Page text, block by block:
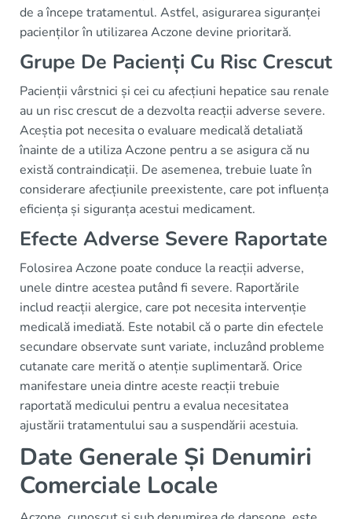
de a începe tratamentul. Astfel, asigurarea siguranței
pacienților în utilizarea Aczone devine prioritară.
Grupe De Pacienți Cu Risc Crescut
Pacienții vârstnici și cei cu afecțiuni hepatice sau renale
au un risc crescut de a dezvolta reacții adverse severe.
Aceștia pot necesita o evaluare medicală detaliată
înainte de a utiliza Aczone pentru a se asigura că nu
există contraindicații. De asemenea, trebuie luate în
considerare afecțiunile preexistente, care pot influența
eficiența și siguranța acestui medicament.
Efecte Adverse Severe Raportate
Folosirea Aczone poate conduce la reacții adverse,
unele dintre acestea putând fi severe. Raportările
includ reacții alergice, care pot necesita intervenție
medicală imediată. Este notabil că o parte din efectele
secundare observate sunt variate, incluzând probleme
cutanate care merită o atenție suplimentară. Orice
manifestare uneia dintre aceste reacții trebuie
raportată medicului pentru a evalua necesitatea
ajustării tratamentului sau a suspendării acestuia.
Date Generale Și Denumiri
Comerciale Locale